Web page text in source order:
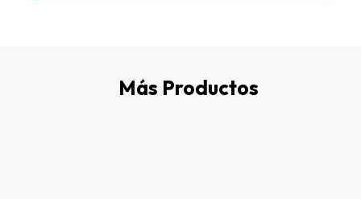
Más Productos